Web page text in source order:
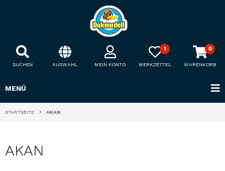
SUCHEN AUSWAHL MEIN KONTO
1
MERKZETTEL
0
WARENKORB
MENÜ
STARTSEITE AKAN
AKAN